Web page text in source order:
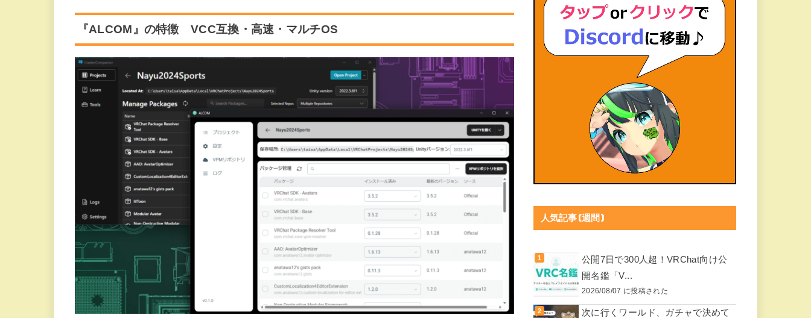
『ALCOM』の特徴 VCC互換・高速・マルチOS
人気記事(週間)
公開7日で300人超！VRChat向け公
開名鑑「V...
2026/08/07 に投稿された
次に行くワールド、ガチャで決めて